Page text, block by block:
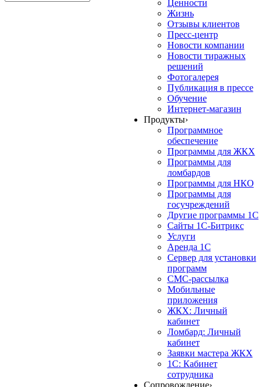
Ценности
Жизнь
Отзывы клиентов
Пресс-центр
Новости компании
Новости тиражных
решений
Фотогалерея
Публикация в прессе
Обучение
Интернет-магазин
Продукты›
Программное
обеспечение
Программы для ЖКХ
Программы для
ломбардов
Программы для НКО
Программы для
госучреждений
Другие программы 1С
Сайты 1С-Битрикс
Услуги
Аренда 1С
Сервер для установки
программ
СМС-рассылка
Мобильные
приложения
ЖКХ: Личный
кабинет
Ломбард: Личный
кабинет
Заявки мастера ЖКХ
1С: Кабинет
сотрудника
Сопровождение›